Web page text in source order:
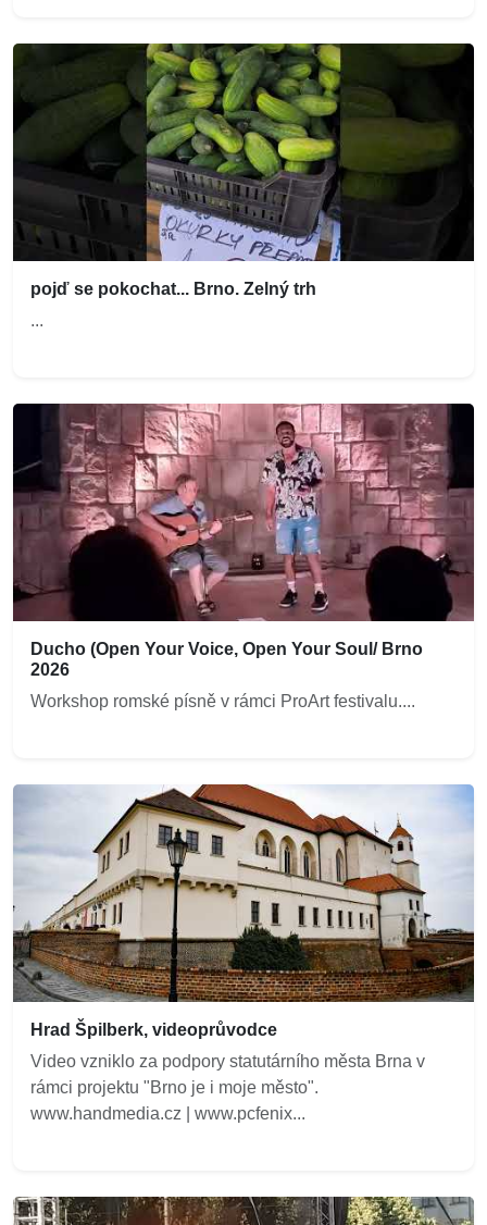
pojď se pokochat... Brno. Zelný trh
...
Ducho (Open Your Voice, Open Your Soul/ Brno
2026
Workshop romské písně v rámci ProArt festivalu....
Hrad Špilberk, videoprůvodce
Video vzniklo za podpory statutárního města Brna v
rámci projektu "Brno je i moje město".
www.handmedia.cz | www.pcfenix...